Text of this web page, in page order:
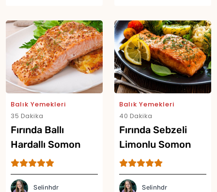
Balık Yemekleri
35 Dakika
Fırında Ballı
Hardallı Somon
Tarifi
Selinhdr
Balık Yemekleri
40 Dakika
Fırında Sebzeli
Limonlu Somon
Tarifi
Selinhdr